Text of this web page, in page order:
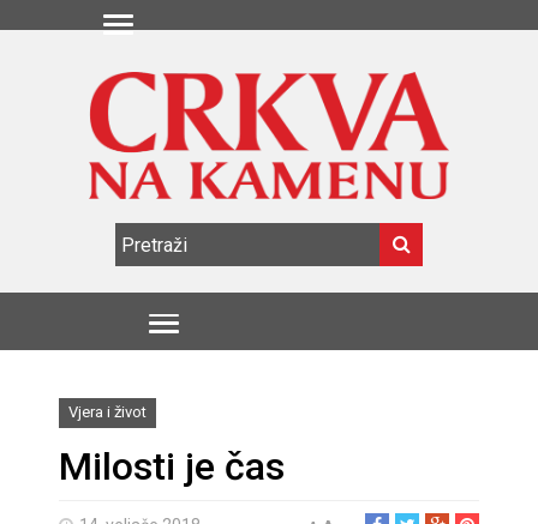
Vjera i život
Milosti je čas